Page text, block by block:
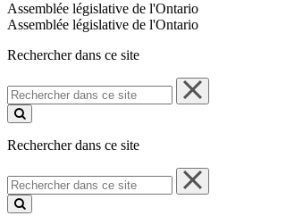
Assemblée législative de l'Ontario
Assemblée législative de l'Ontario
Rechercher dans ce site
Rechercher
dans
ce
Rechercher dans ce site
Rechercher
dans
ce